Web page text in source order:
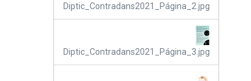
Diptic_Contradans2021_Página_2.jpg
Diptic_Contradans2021_Página_3.jpg